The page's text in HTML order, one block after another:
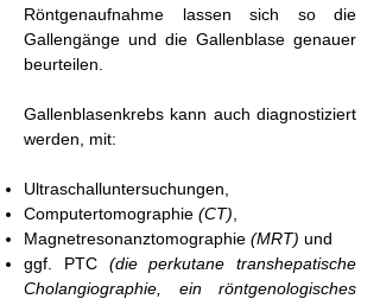
Röntgenaufnahme lassen sich so die
Gallengänge und die Gallenblase genauer
beurteilen.
Gallenblasenkrebs kann auch diagnostiziert
werden, mit:
Ultraschalluntersuchungen,
Computertomographie (CT)
Magnetresonanztomographie (MRT) und
ggf. PTC (die perkutane transhepatische
Cholangiographie, ein röntgenologisches